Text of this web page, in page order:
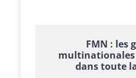
FMN : les
dans toute